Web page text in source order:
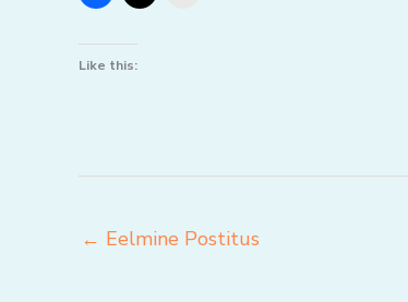
Like this:
← Eelmine Postitus